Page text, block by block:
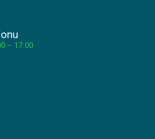
– 17:00